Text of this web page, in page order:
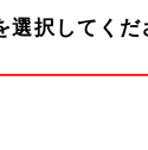
選択してくだ